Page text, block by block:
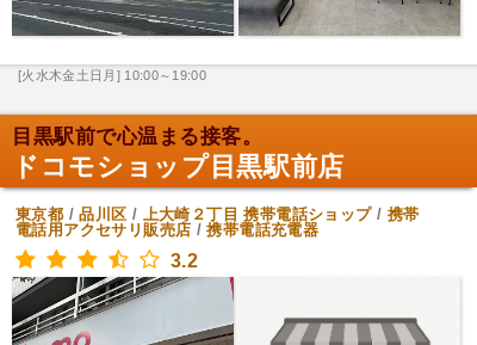
[火水木金土日月] 10:00～19:00
目黒駅前で心温まる接客。
ドコモショップ目黒駅前店
東京都 /品川区 / 上大崎２丁目 携帯電話ショップ/ 携帯
電話用アクセサリ販売店 /携帯電話充電器
3.2